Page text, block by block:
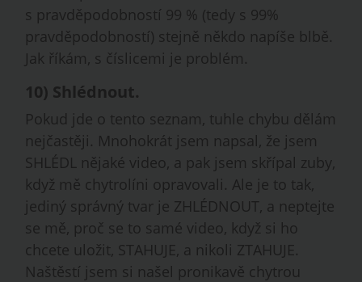
s pravděpodobností 99 % (tedy s 99%
pravděpodobností) stejně někdo napíše blbě.
Jak říkám, s číslicemi je problém.
10) Shlédnout.
Pokud jde o tento seznam, tuhle chybu dělám
nejčastěji. Mnohokrát jsem napsal, že jsem
SHLÉDL nějaké video, a pak jsem skřípal zuby,
když mě chytrolíni opravovali. Ale je to tak,
jediný správný tvar je ZHLÉDNOUT, a neptejte
se mě, proč se to samé video, když si ho
chcete uložit, STAHUJE, a nikoli ZTAHUJE.
Naštěstí jsem si našel pronikavě chytrou